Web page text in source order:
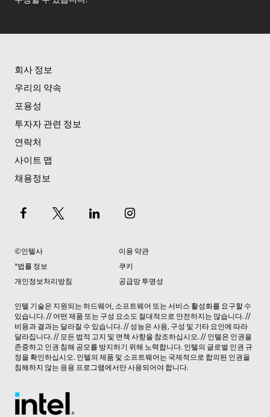
회사 정보
우리의 약속
포용성
투자자 관련 정보
연락처
사이트 맵
채용정보
©인텔사
이용 약관
*법률 정보
쿠키
개인정보처리방침
공급망 투명성
인텔 기술은 지원되는 하드웨어, 소프트웨어 또는 서비스 활성화를 요구할 수
있습니다. // 어떤 제품 또는 구성 요소도 절대적으로 안전하지는 않습니다. //
비용과 결과는 달라질 수 있습니다. // 성능은 사용, 구성 및 기타 요인에 따라
달라집니다. // 모든 법적 고지 및 면책 사항을 참조하십시오. // 인텔은 인권을
존중하고 인권 침해 공모를 방지하기 위해 노력합니다. 인텔의 글로벌 인권 규
정을 확인하십시오. 인텔의 제품 및 소프트웨어는 국제적으로 합의된 인권을
침해하지 않는 응용 프로그램에서만 사용되어야 합니다.